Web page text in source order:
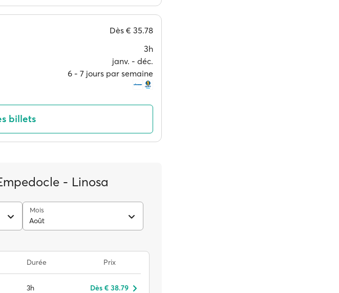
Dès € 35.78
3h
janv. ‐ déc.
6 ‐ 7 jours par semaine
billets
- Linosa
Mois
Août
Durée Prix
3h Dès € 38.79